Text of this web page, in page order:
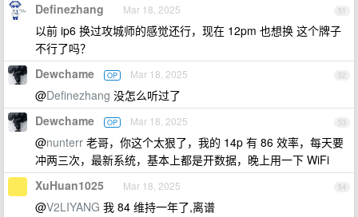
51
Definezhang Mar 18, 2025
以前 ip6 换过攻城师的感觉还行，现在 12pm 也想换 这个牌子
不行了吗？
52
Dewchame OP Mar 18, 2025
@Definezhang 没怎么听过了
53
Dewchame OP Mar 18, 2025
@nunterr 老哥，你这个太狠了，我的 14p 有 86 效率，每天要
冲两三次，最新系统，基本上都是开数据，晚上用一下 WiFi
54
XuHuan1025 Mar 18, 2025
@V2LIYANG 我 84 维持一年了,离谱